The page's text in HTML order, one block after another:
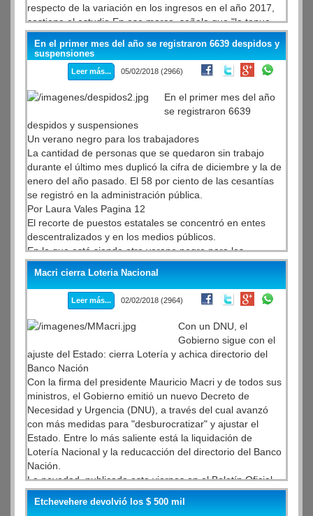
respecto de la variación en los ingresos en el año 2017,
sostiene el estudio.En ese marco, señala que "la tenue
recuperación de la crisis de 2016 aún no logra derramar
en una mejora socioeconómica en la totalidad de actores
económicos, en espacial la enorme porción de sectores
de ingresos fijos".
En el primer mes del año se registraron 6639 despidos y
suspensiones
Leer más... 05/02/2018 (2966)
En el primer mes del año
se registraron 6639
despidos y suspensiones
Un verano negro para los trabajadores
La cantidad de personas que se quedaron sin trabajo
durante el último mes duplicó la cifra de diciembre y la de
enero del año pasado. El 58 por ciento de las cesantías
se registró en la administración pública.
Por Laura Vales Pagina 12
El recorte de puestos estatales se concentró en entes
descentralizados y en los medios públicos.
En lo que está siendo otro verano negro para los
trabajadores, enero acumuló 6.639 nuevos despidos y
suspensiones.
Macri cierra Loteria Nacional
Leer más... 02/02/2018 (2964)
Con un DNU, el
Gobierno sigue con el
ajuste del Estado: cierra Lotería y achica directorio del
Banco Nación
Con la firma del presidente Mauricio Macri y de todos sus
ministros, el Gobierno emitió un nuevo Decreto de
Necesidad y Urgencia (DNU), a través del cual avanzó
con más medidas para "desburocratizar" y ajustar el
Estado. Entre lo más saliente está la liquidación de
Lotería Nacional y la reducacción del directorio del Banco
Nación.
La novedad, publicada este viernes en el Boletín Oficial
tiene lugar en el marco del objetivo de reducir el déficit
fiscal y va en línea con el mega DNU que se conoció días
Etchevehere devolvió los $ 500 mil